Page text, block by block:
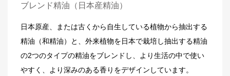
ブレンド精油（日本産精油）
日本原産、または古くから自生している植物から抽出する
精油（和精油）と、外来植物を日本で栽培し抽出する精油
の2つのタイプの精油をブレンドし、より生活の中で使い
やすく、より深みのある香りをデザインしています。